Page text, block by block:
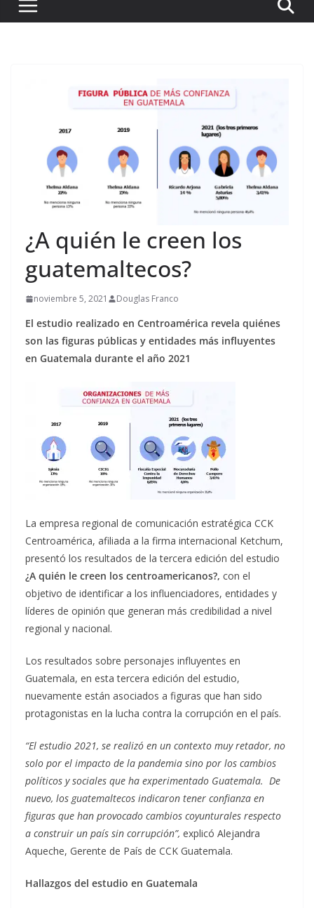
¿A quién le creen los
guatemaltecos?
noviembre 5, 2021 Douglas Franco
El estudio realizado en Centroamérica revela quiénes
son las figuras públicas y entidades más influyentes
en Guatemala durante el año 2021
La empresa regional de comunicación estratégica CCK
Centroamérica, afiliada a la firma internacional Ketchum,
presentó los resultados de la tercera edición del estudio
¿A quién le creen los centroamericanos?, con el
objetivo de identificar a los influenciadores, entidades y
líderes de opinión que generan más credibilidad a nivel
regional y nacional.
Los resultados sobre personajes influyentes en
Guatemala, en esta tercera edición del estudio,
nuevamente están asociados a figuras que han sido
protagonistas en la lucha contra la corrupción en el país.
“El estudio 2021, se realizó en un contexto muy retador, no
solo por el impacto de la pandemia sino por los cambios
políticos y sociales que ha experimentado Guatemala. De
nuevo, los guatemaltecos indicaron tener confianza en
figuras que han provocado cambios coyunturales respecto
a construir un país sin corrupción”, explicó Alejandra
Aqueche, Gerente de País de CCK Guatemala.
Hallazgos del estudio en Guatemala